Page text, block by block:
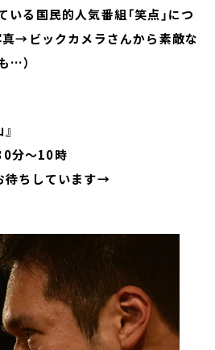
る国民的人気番組「笑点」につ
真→ビックカメラさんから素敵な
…）
分～10時
待ちしています→